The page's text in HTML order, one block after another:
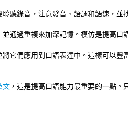
聽錄音，注意發音、語調和語速，並
通過重複來加深記憶。模仿是提高口
它們應用到口語表達中。這樣可以豐
文 ，這是提高口語能力最重要的一點